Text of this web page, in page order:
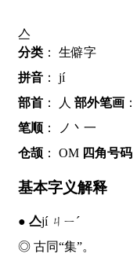
亼
分类 ： 生僻字
拼音 ： jí
部首 ： 人 部外笔画 ：
笔顺 ：
ノ丶一
仓颉 ： OM 四角号码
基本字义解释
亼jí ㄐㄧˊ
◎ 古同“集”。